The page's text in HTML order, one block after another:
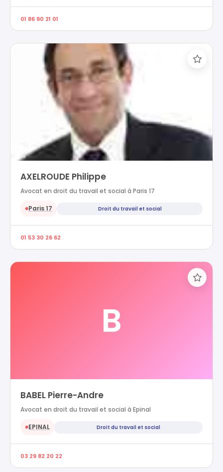
01 86 90 21 01
AXELROUDE Philippe
Avocat en droit du travail et social à Paris 17
●Paris 17 Droit du travail et social
01 53 30 26 62
B
BABEL Pierre-Andre
Avocat en droit du travail et social à Epinal
●EPINAL Droit du travail et social
03 29 82 20 22